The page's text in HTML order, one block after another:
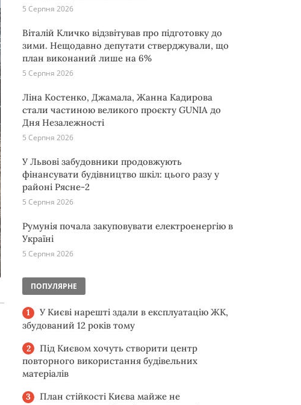
5 Серпня 2026
Віталій Кличко відзвітував про підготовку до
зими. Нещодавно депутати стверджували, що
план виконаний лише на 6%
5 Серпня 2026
Ліна Костенко, Джамала, Жанна Кадирова
стали частиною великого проєкту GUNIA до
Дня Незалежності
5 Серпня 2026
У Львові забудовники продовжують
фінансувати будівництво шкіл: цього разу у
районі Рясне-2
5 Серпня 2026
Румунія почала закуповувати електроенергію в
Україні
5 Серпня 2026
ПОПУЛЯРНЕ
У Києві нарешті здали в експлуатацію ЖК,
збудований 12 років тому
Під Києвом хочуть створити центр
повторного використання будівельних
матеріалів
План стійкості Києва майже не